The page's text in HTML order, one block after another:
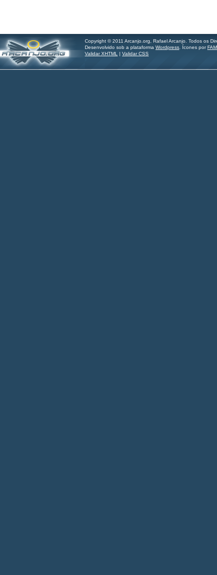
Hilder Santos - imagine.
Copyright © 2011 Arcanjo.org, Rafael Arcanjo. Todos os
Desenvolvido sob a plataforma Wordpress . Ícones por
Validar XHTML
| Validar CSS